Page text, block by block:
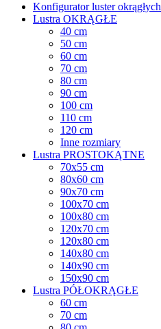
Konfigurator luster okrągłych
Lustra OKRĄGŁE
40 cm
50 cm
60 cm
70 cm
80 cm
90 cm
100 cm
110 cm
120 cm
Inne rozmiary
Lustra PROSTOKĄTNE
70x55 cm
80x60 cm
90x70 cm
100x70 cm
100x80 cm
120x70 cm
120x80 cm
140x80 cm
140x90 cm
150x90 cm
Lustra PÓŁOKRĄGŁE
60 cm
70 cm